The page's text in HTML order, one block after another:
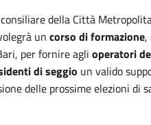
della Città
uncorso di formazione,
per fornire aglioperatori
di seggio un valido
delle prossime elezioni di